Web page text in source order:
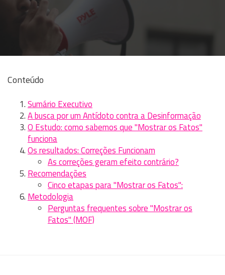
Conteúdo
Sumário Executivo
A busca por um Antídoto contra a Desinformação
O Estudo: como sabemos que "Mostrar os Fatos"
funciona
Os resultados: Correções Funcionam
As correções geram efeito contrário?
Recomendações
Cinco etapas para "Mostrar os Fatos":
Metodologia
Perguntas frequentes sobre "Mostrar os
Fatos" (MOF)